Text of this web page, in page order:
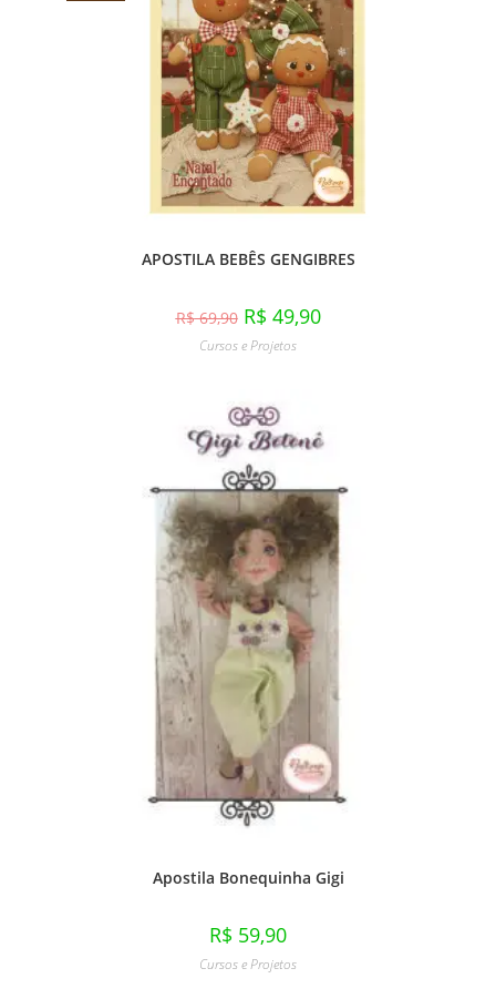
APOSTILA BEBÊS GENGIBRES
R$69,90 R$ 49,90
Cursos e Projetos
Apostila Bonequinha Gigi
R$ 59,90
Cursos e Projetos